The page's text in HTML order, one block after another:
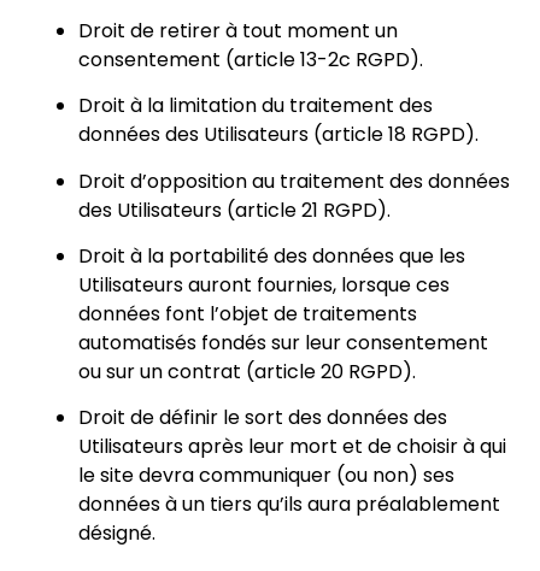
Droit de retirer à tout moment un
consentement (article 13-2c RGPD).
Droit à la limitation du traitement des
données des Utilisateurs (article 18 RGPD).
Droit d’opposition au traitement des données
des Utilisateurs (article 21 RGPD).
Droit à la portabilité des données que les
Utilisateurs auront fournies, lorsque ces
données font l’objet de traitements
automatisés fondés sur leur consentement
ou sur un contrat (article 20 RGPD).
Droit de définir le sort des données des
Utilisateurs après leur mort et de choisir à qui
le site devra communiquer (ou non) ses
données à un tiers qu’ils aura préalablement
désigné.